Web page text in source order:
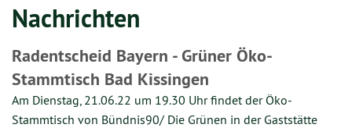
KOMMUNALWAHLEN 2026
MITMACHEN
GESCHICHTE
Nachrichten
Radentscheid Bayern - Grüner Öko-
Stammtisch Bad Kissingen
Am Dienstag, 21.06.22 um 19.30 Uhr findet der Öko-
Stammtisch von Bündnis90/ Die Grünen in der Gaststätte